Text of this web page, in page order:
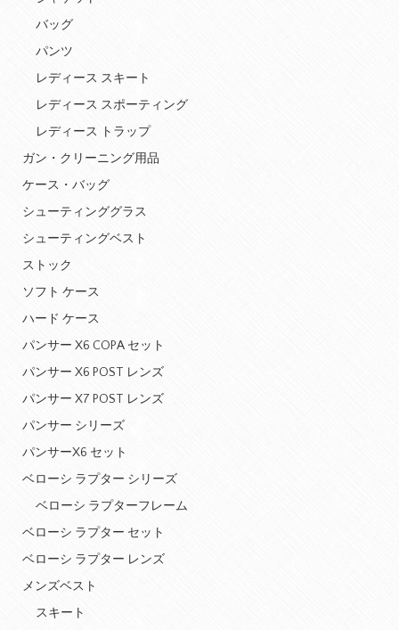
バッグ
パンツ
レディース スキート
レディース スポーティング
レディース トラップ
ガン・クリーニング用品
ケース・バッグ
シューティンググラス
シューティングベスト
ストック
ソフト ケース
ハード ケース
パンサー X6 COPA セット
パンサー X6 POST レンズ
パンサー X7 POST レンズ
パンサー シリーズ
パンサーX6 セット
ベローシ ラプター シリーズ
ベローシ ラプターフレーム
ベローシ ラプター セット
ベローシ ラプター レンズ
メンズベスト
スキート